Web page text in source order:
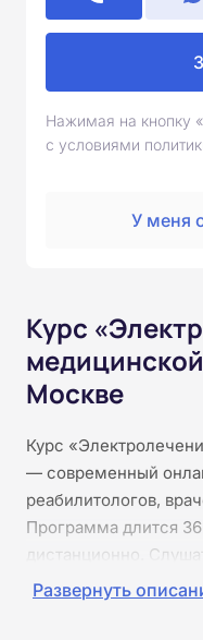
Нажимая на кнопку
с условиями
У меня
Курс
Москве
Курс
— современный
реабилитологов,
Программа длится
дистанционно.
основы лечебных
Развернуть